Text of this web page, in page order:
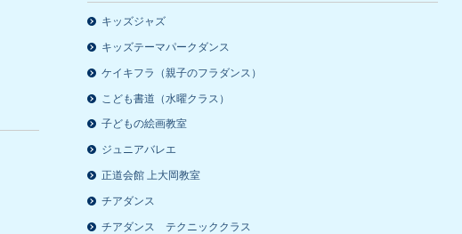
キッズジャズ
キッズテーマパークダンス
ケイキフラ（親子のフラダンス）
こども書道（水曜クラス）
子どもの絵画教室
ジュニアバレエ
正道会館 上大岡教室
チアダンス
チアダンス テクニッククラス